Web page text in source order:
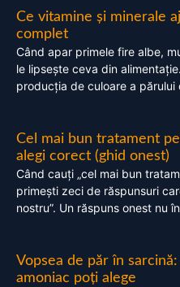
Ce vitamine și minerale
complet
Când apar primele fire albe,
le lipsește ceva din
producția de culoare a părului
Cel mai bun tratament
alegi corect (ghid onest)
Când cauți „cel mai bun
primești zeci de răspunsuri
nostru”. Un răspuns onest nu
Vopsea de păr în
amoniac poți alege